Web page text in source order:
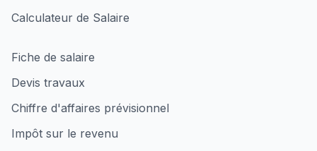
Calculateur de Salaire
Fiche de salaire
Devis travaux
Chiffre d'affaires prévisionnel
Impôt sur le revenu